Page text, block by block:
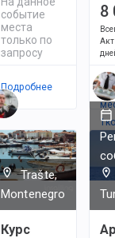
событие
места
только по
запросу
Подробнее
8
1
Trašte,
Montenegro
Курс